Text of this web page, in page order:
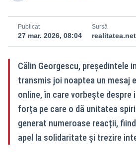
Publicat
27 mar. 2026, 08:04
Sursă
realitatea.net
Călin Georgescu, președintele
transmis joi noaptea un mesaj
online, în care vorbește
forța pe care o dă unitatea
generat numeroase reacții,
apel la solidaritate și trezire